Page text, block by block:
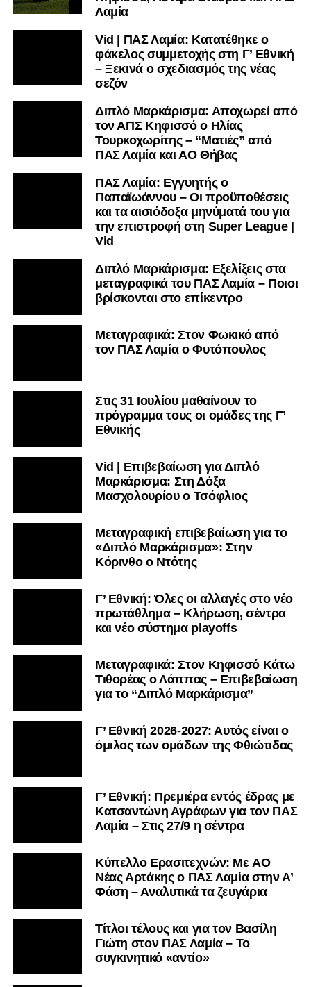
Λαμία
Vid | ΠΑΣ Λαμία: Κατατέθηκε ο
φάκελος συμμετοχής στη Γ’ Εθνική
– Ξεκινά ο σχεδιασμός της νέας
σεζόν
Διπλό Μαρκάρισμα: Αποχωρεί από
τον ΑΠΣ Κηφισσό ο Ηλίας
Τουρκοχωρίτης – “Ματιές” από
ΠΑΣ Λαμία και ΑΟ Θήβας
ΠΑΣ Λαμία: Εγγυητής ο
Παπαϊωάννου – Οι προϋποθέσεις
και τα αισιόδοξα μηνύματά του για
την επιστροφή στη Super League |
Vid
Διπλό Μαρκάρισμα: Εξελίξεις στα
μεταγραφικά του ΠΑΣ Λαμία – Ποιοι
βρίσκονται στο επίκεντρο
Μεταγραφικά: Στον Φωκικό από
τον ΠΑΣ Λαμία ο Φυτόπουλος
Στις 31 Ιουλίου μαθαίνουν το
πρόγραμμα τους οι ομάδες της Γ’
Εθνικής
Vid | Επιβεβαίωση για Διπλό
Μαρκάρισμα: Στη Δόξα
Μασχολουρίου ο Τσόφλιος
Μεταγραφική επιβεβαίωση για το
«Διπλό Μαρκάρισμα»: Στην
Κόρινθο ο Ντότης
Γ’ Εθνική: Όλες οι αλλαγές στο νέο
πρωτάθλημα – Κλήρωση, σέντρα
και νέο σύστημα playoffs
Μεταγραφικά: Στον Κηφισσό Κάτω
Τιθορέας ο Λάππας – Επιβεβαίωση
για το “Διπλό Μαρκάρισμα”
Γ’ Εθνική 2026-2027: Αυτός είναι ο
όμιλος των ομάδων της Φθιώτιδας
Γ’ Εθνική: Πρεμιέρα εντός έδρας με
Κατσαντώνη Αγράφων για τον ΠΑΣ
Λαμία – Στις 27/9 η σέντρα
Kύπελλο Ερασιτεχνών: Με AO
Nέας Αρτάκης ο ΠΑΣ Λαμία στην Α’
Φάση – Αναλυτικά τα ζευγάρια
Τίτλοι τέλους και για τον Βασίλη
Γιώτη στον ΠΑΣ Λαμία – Το
συγκινητικό «αντίο»